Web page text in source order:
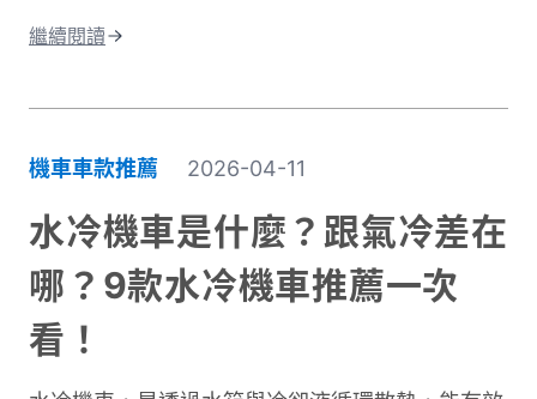
通勤時間的關鍵因素有很多。道路類型是其中之
量、個人騎乘習慣都會造成時間差異。這篇文章將
深入探討不同情況下的騎乘時間。我們會分析各種
道路類型所需的時間、說明影響通勤的主要因素。
同時也會分享實用的時間規劃技巧，讓你每天出門
前都能準確估算所需時間。不論你是新手騎士還是
資深通勤族，都能找到適合自己的參考資訊！
繼續閱讀
機車車款推薦 2026-04-11
水冷機車是什麼？跟氣冷差在
哪？9款水冷機車推薦一次
看！